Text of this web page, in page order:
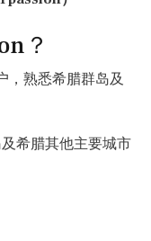
？
，熟悉希腊群岛及
希腊其他主要城市